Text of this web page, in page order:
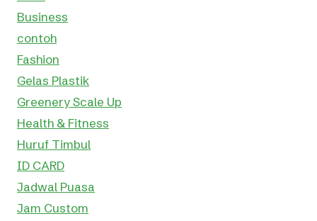
Business
contoh
Fashion
Gelas Plastik
Greenery Scale Up
Health & Fitness
Huruf Timbul
ID CARD
Jadwal Puasa
Jam Custom